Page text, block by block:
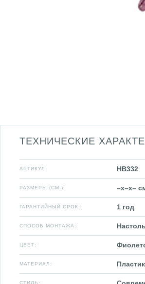
ТЕХНИЧЕСКИЕ
АРТИКУЛ: HB332
РАЗМЕРЫ (СМ.): –x–x–
ГАРАНТИЙНЫЙ СРОК: 1 год
СПОСОБ МОНТАЖА:
ЦВЕТ:
МАТЕРИАЛ:
СТИЛЬ: